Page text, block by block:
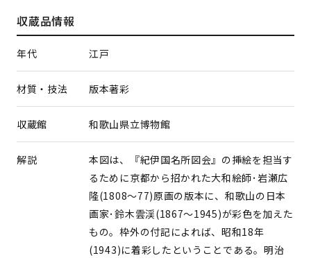
収蔵品情報
年代 江戸
材質・技法 版本著彩
収蔵館 和歌山県立博物館
解説
本図は、『紀伊国名所図会』の挿絵を担当す
るために京都から招かれた大和絵師･岩瀬広
隆(1808～77)原画の版本に、和歌山の日本
画家･鈴木雲渓(1867〜1945)が彩色を加えた
もの。枠外の付記によれば、昭和18年
(1943)に着彩したということである。明治